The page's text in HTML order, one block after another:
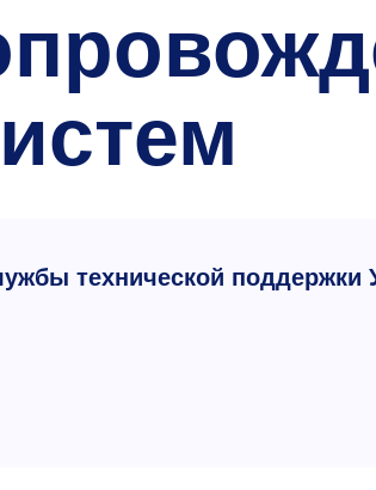
технической поддержки